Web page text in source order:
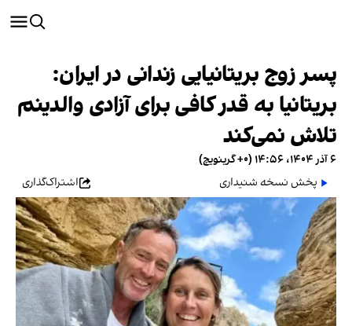
پسر زوج بریتانیایی زندانی در ایران:
بریتانیا به قدر کافی برای آزادی والدینم
تلاش نمی‌کند
۶ آذر ۱۴۰۴، ۱۴:۵۶ (‎+۰ گرینویچ)
پخش نسخه شنیداری
اشتراک‌گذاری